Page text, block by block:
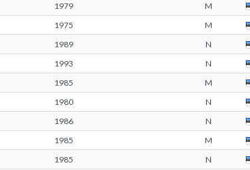
1979 M
1975 M
1989 N
1993 N
1985 M
1980 N
1986 N
1985 M
1985 N